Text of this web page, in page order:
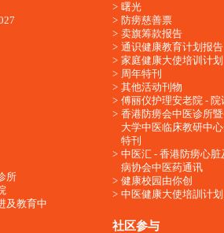
所
及教育中
曙光
防痨慈善票
卖旗筹款报告
通识健康教育计划报告
家庭健康大使培训计划
周年特刊
其他活动刊物
傅丽仪护理安老院 - 院
香港防痨会中医诊所
大学中医临床教研中
特刊
中医汇 - 香港防痨心脏
病协会中医药通讯
健康校园由你创
中医健康大使培訓计划
社区参与